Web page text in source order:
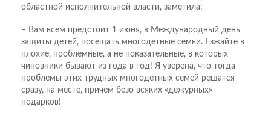
областной исполнительной власти, заметила:
– Вам всем предстоит 1 июня, в Международный день
защиты детей, посещать многодетные семьи. Езжайте в
плохие, проблемные, а не показательные, в которых
чиновники бывают из года в год! Я уверена, что тогда
проблемы этих трудных многодетных семей решатся
сразу, на месте, причем безо всяких «дежурных»
подарков!